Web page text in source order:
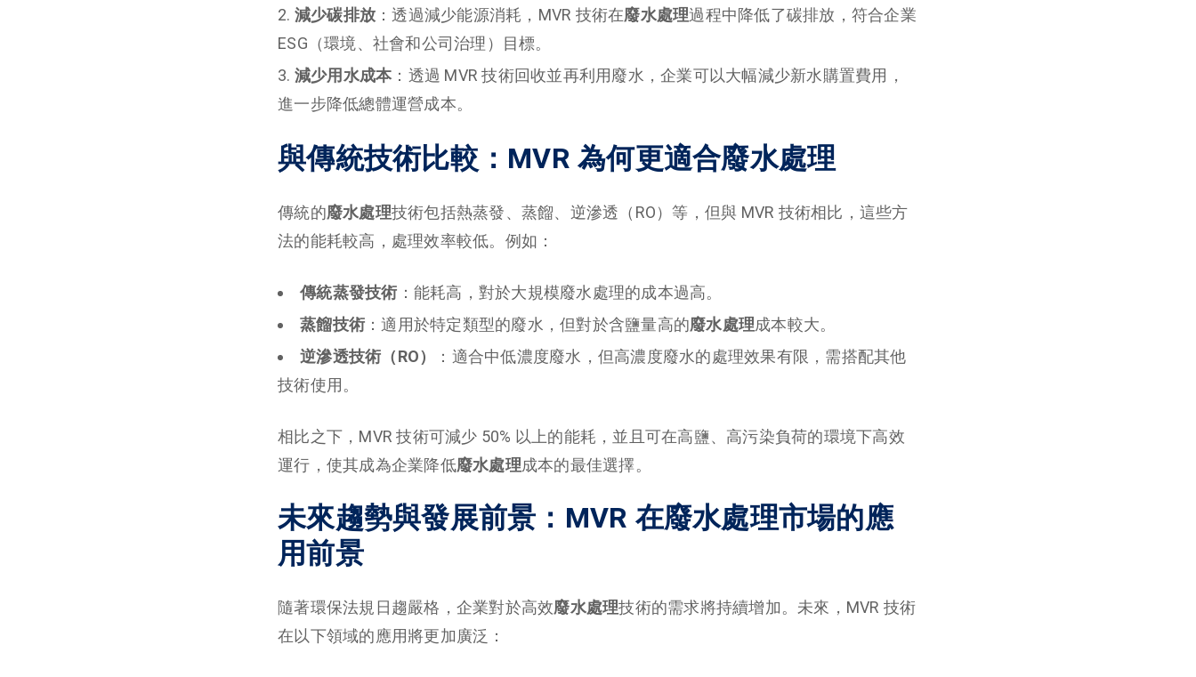
減少碳排放 ：透過減少能源消耗，MVR 技術在廢水處理過程中降低了碳排放，符合企業
ESG（環境、社會和公司治理）目標。
減少用水成本：透過 MVR 技術回收並再利用廢水，企業可以大幅減少新水購置費用，
進一步降低總體運營成本。
與傳統技術比較：MVR 為何更適合廢水處理
傳統的廢水處理技術包括熱蒸發、蒸餾、逆滲透（RO）等，但與 MVR 技術相比，這些方
法的能耗較高，處理效率較低。例如：
傳統蒸發技術 ：能耗高，對於大規模廢水處理的成本過高。
蒸餾技術 ：適用於特定類型的廢水，但對於含鹽量高的廢水處理成本較大。
逆滲透技術（RO）
：適合中低濃度廢水，但高濃度廢水的處理效果有限，需搭配其他
技術使用。
相比之下，MVR 技術可減少 50% 以上的能耗，並且可在高鹽、高污染負荷的環境下高效
運行，使其成為企業降低廢水處理成本的最佳選擇。
未來趨勢與發展前景：MVR 在廢水處理市場的應
用前景
隨著環保法規日趨嚴格，企業對於高效廢水處理技術的需求將持續增加。未來，MVR 技術
在以下領域的應用將更加廣泛：